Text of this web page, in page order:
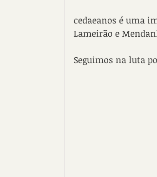
cedaeanos é uma
Lameirão e
Seguimos na luta